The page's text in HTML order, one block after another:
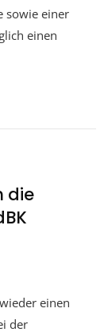
sowie einer
einen
die
einen
der